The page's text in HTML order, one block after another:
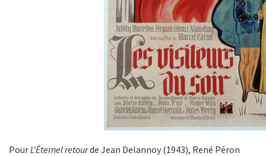
PourL'Éternel retourde Jean Delannoy (1943), René Péron